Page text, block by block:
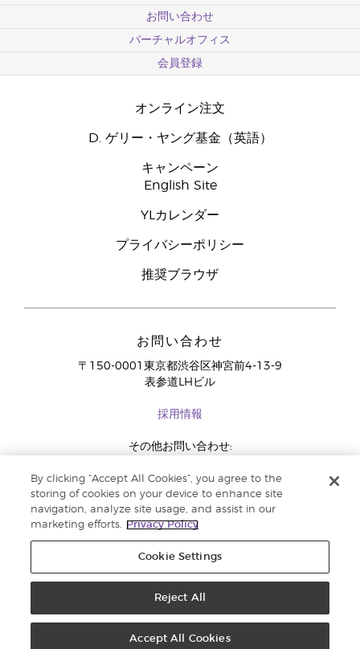
お問い合わせ
バーチャルオフィス
会員登録
オンライン注文
D. ゲリー・ヤング基金（英語）
キャンペーン
English Site
YLカレンダー
プライバシーポリシー
推奨ブラウザ
お問い合わせ
〒150-0001東京都渋谷区神宮前4-13-9
表参道LHビル
採用情報
その他お問い合わせ:
By clicking “Accept All Cookies”, you agree to the
storing of cookies on your device to enhance site
navigation, analyze site usage, and assist in our
marketing efforts.
Privacy Policy
Cookie Settings
Reject All
Accept All Cookies